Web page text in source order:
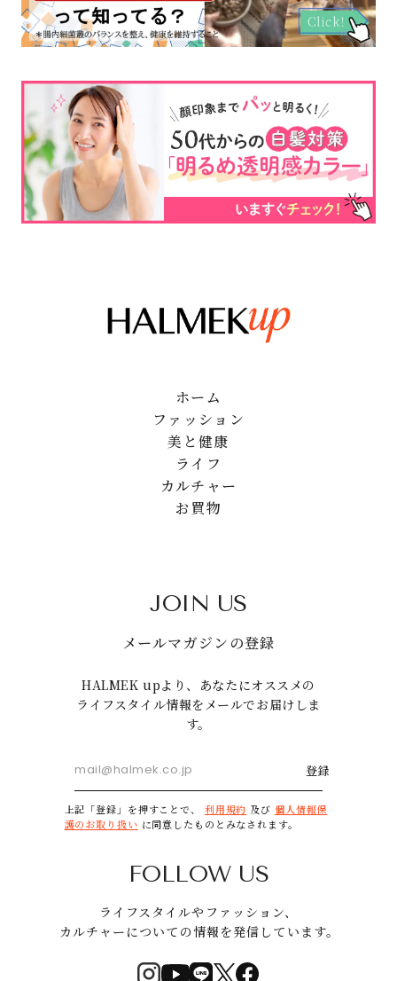
ホーム
ファッション
美と健康
ライフ
カルチャー
お買物
JOIN US
メールマガジンの登録
HALMEK upより、あなたにオススメの
ライフスタイル情報をメールでお届けしま
す。
登録
上記「登録」を押すことで、 利用規約 及び 個人情報保
護のお取り扱い に同意したものとみなされます。
FOLLOW US
ライフスタイルやファッション、
カルチャーについての情報を発信しています。